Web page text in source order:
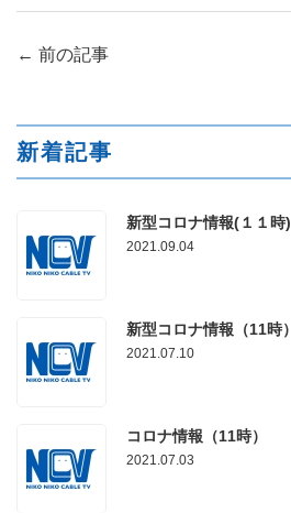
← 前の記事
新着記事
新型コロナ情報(１１時)
2021.09.04
新型コロナ情報（11時）
2021.07.10
コロナ情報（11時）
2021.07.03